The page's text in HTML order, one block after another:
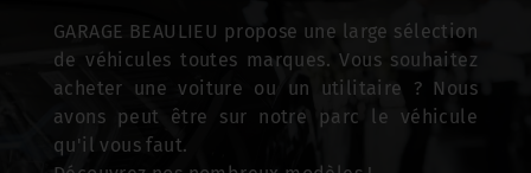
GARAGE BEAULIEU propose une large sélection
de véhicules toutes marques. Vous souhaitez
acheter une voiture ou un utilitaire ? Nous
avons peut être sur notre parc le véhicule
qu'il vous faut.